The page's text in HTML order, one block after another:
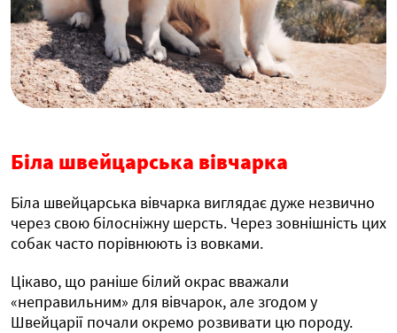
Біла швейцарська вівчарка
Біла швейцарська вівчарка виглядає дуже незвично
через свою білосніжну шерсть. Через зовнішність цих
собак часто порівнюють із вовками.
Цікаво, що раніше білий окрас вважали
«неправильним» для вівчарок, але згодом у
Швейцарії почали окремо розвивати цю породу.